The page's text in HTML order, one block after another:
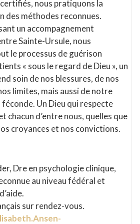
nous pratiquons la
des méthodes reconnues.
un accompagnement
Sainte-Ursule, nous
le processus de guérison
« sous le regard de Dieu », un
soin de nos blessures, de nos
limites, mais aussi de notre
Un Dieu qui respecte
chacun d’entre nous, quelles que
croyances et nos convictions.
Dre en psychologie clinique,
au niveau fédéral et
sur rendez-vous.